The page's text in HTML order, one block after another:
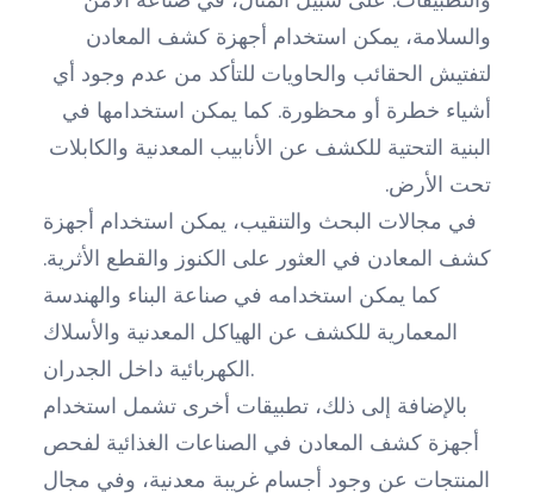
والسلامة، يمكن استخدام أجهزة كشف المعادن
لتفتيش الحقائب والحاويات للتأكد من عدم وجود أي
أشياء خطرة أو محظورة. كما يمكن استخدامها في
البنية التحتية للكشف عن الأنابيب المعدنية والكابلات
تحت الأرض.
في مجالات البحث والتنقيب، يمكن استخدام أجهزة
كشف المعادن في العثور على الكنوز والقطع الأثرية.
كما يمكن استخدامه في صناعة البناء والهندسة
المعمارية للكشف عن الهياكل المعدنية والأسلاك
الكهربائية داخل الجدران.
بالإضافة إلى ذلك، تطبيقات أخرى تشمل استخدام
أجهزة كشف المعادن في الصناعات الغذائية لفحص
المنتجات عن وجود أجسام غريبة معدنية، وفي مجال